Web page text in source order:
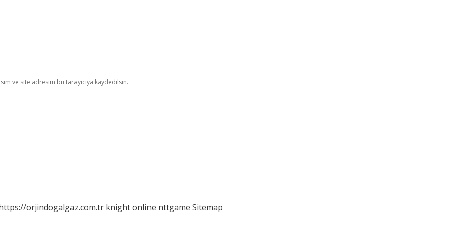
ve site adresim bu tarayıcıya kaydedilsin.
orjindogalgaz.com.tr knight online nttgame Sitemap